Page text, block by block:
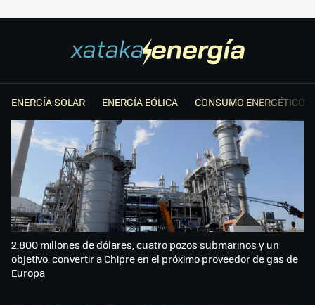
ENERGÍA SOLAR ENERGÍA EÓLICA CONSUMO ENERGÉTICO
2.800 millones de dólares, cuatro pozos submarinos y un
objetivo: convertir a Chipre en el próximo proveedor de gas de
Europa